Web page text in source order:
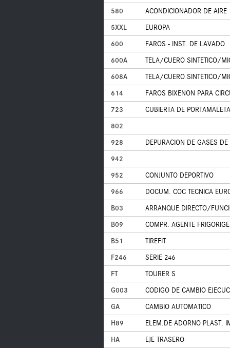
580
ACONDICIONADOR DE AIRE
5XXL
EUROPA
600
FAROS - INST. DE LAVADO
600A
TELA/CUERO SINTETICO/
608A
TELA/CUERO SINTETICO/
614
FAROS BIXENON PARA
723
CUBIERTA DE
802
928
DEPURACION DE GASES
942
952
CONJUNTO DEPORTIVO
966
DOCUM. COC TECNICA
B03
ARRANQUE DIRECTO/
B09
COMPR. AGENTE
B51
TIREFIT
F246
SERIE 246
FT
TOURER S
G003
CODIGO DE CAMBIO
GA
CAMBIO AUTOMATICO
H89
ELEM.DE ADORNO PLAST.
HA
EJE TRASERO